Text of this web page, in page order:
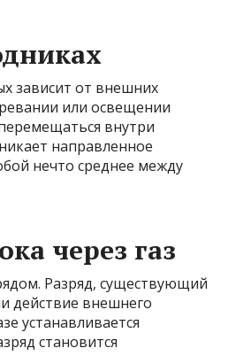
зависит от внешних
или освещении
внутри
направленное
нечто среднее между
через газ
Разряд, существующий
действие внешнего
устанавливается
становится